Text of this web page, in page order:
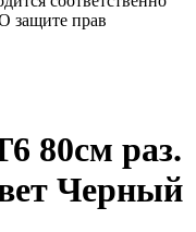
защите прав
80см раз.
Черный